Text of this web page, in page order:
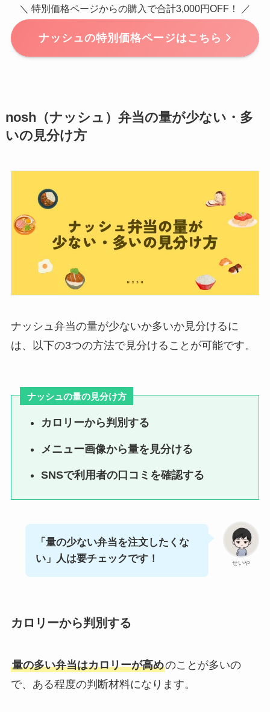
＼ 特別価格ページからの購入で合計3,000円OFF！ ／
ナッシュの特別価格ページはこちら
nosh（ナッシュ）弁当の量が少ない・多
いの見分け方
ナッシュ弁当の量が少ないか多いか見分けるに
は、以下の3つの方法で見分けることが可能です。
ナッシュの量の見分け方
カロリーから判別する
メニュー画像から量を見分ける
SNSで利用者の口コミを確認する
せいや
「量の少ない弁当を注文したくな
い」人は要チェックです！
カロリーから判別する
量の多い弁当はカロリーが高めのことが多いの
で、ある程度の判断材料になります。